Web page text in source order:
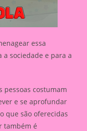
essa
sociedade e para a
pessoas costumam
e se aprofundar
que são oferecidas
também é